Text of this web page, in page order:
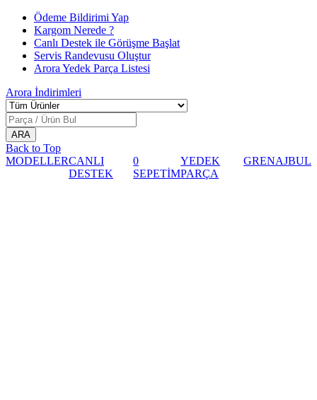
Ödeme Bildirimi Yap
Kargom Nerede ?
Canlı Destek ile Görüşme Başlat
Servis Randevusu Oluştur
Arora Yedek Parça Listesi
Arora İndirimleri
Back to Top
MODELLERCANLI
DESTEK
0
SEPETİM
YEDEK
PARÇA
GRENAJBUL